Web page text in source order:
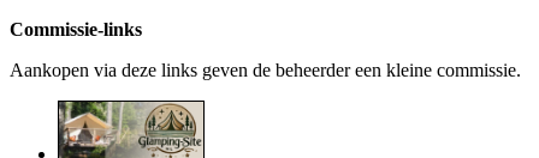
Commissie-links
Aankopen via deze links geven de beheerder een kleine commissie.